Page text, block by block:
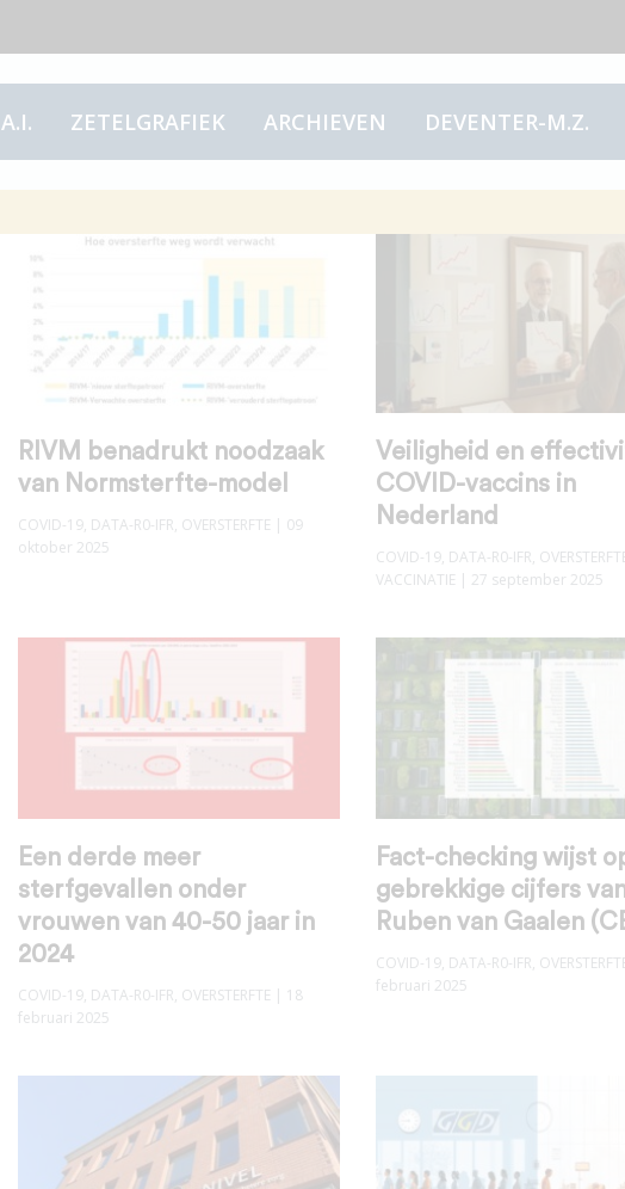
A.I. ZETELGRAFIEK ARCHIEVEN DEVENTER-M.Z.
RIVM benadrukt noodzaak
van Normsterfte-model
COVID-19, DATA-R0-IFR, OVERSTERFTE | 09
oktober 2025
Veiligheid en
COVID-vaccins in
Nederland
COVID-19, DATA-R0-IFR,
VACCINATIE | 27 september 2025
Een derde meer
sterfgevallen onder
vrouwen van 40-50 jaar in
2024
COVID-19, DATA-R0-IFR, OVERSTERFTE | 18
februari 2025
Fact-checking wijst
gebrekkige cijfers
Ruben van Gaalen
COVID-19, DATA-R0-IFR,
februari 2025